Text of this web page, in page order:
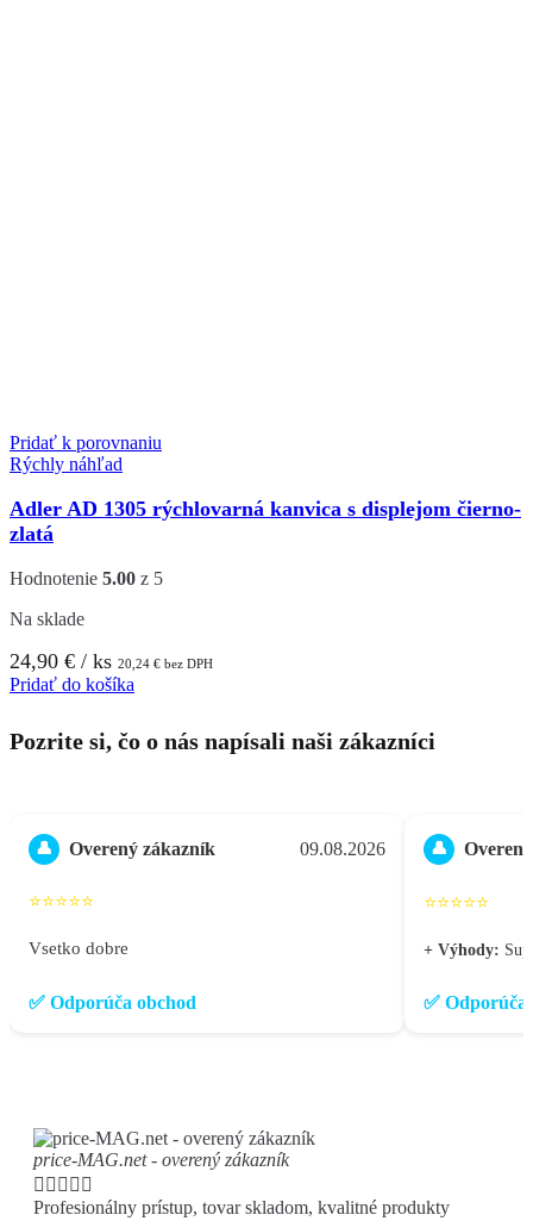
Pridať k porovnaniu
Rýchly náhľad
Adler AD 1305 rýchlovarná kanvica s displejom čierno-
zlatá
Hodnotenie 5.00 z 5
Na sklade
24,90 € / ks 20,24 € bez DPH
Pridať do košíka
Pozrite si, čo o nás napísali naši zákazníci
👤 Overený zákazník 09.08.2026
⭐⭐⭐⭐⭐
Vsetko dobre
✅ Odporúča obchod
👤
⭐⭐⭐⭐⭐
+ Výhody:
✅ Odporúča
price-MAG.net - overený zákazník
    
Profesionálny prístup, tovar skladom, kvalitné produkty